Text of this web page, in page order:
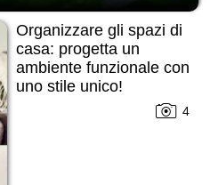
Organizzare gli spazi di
casa: progetta un
ambiente funzionale con
uno stile unico!
4